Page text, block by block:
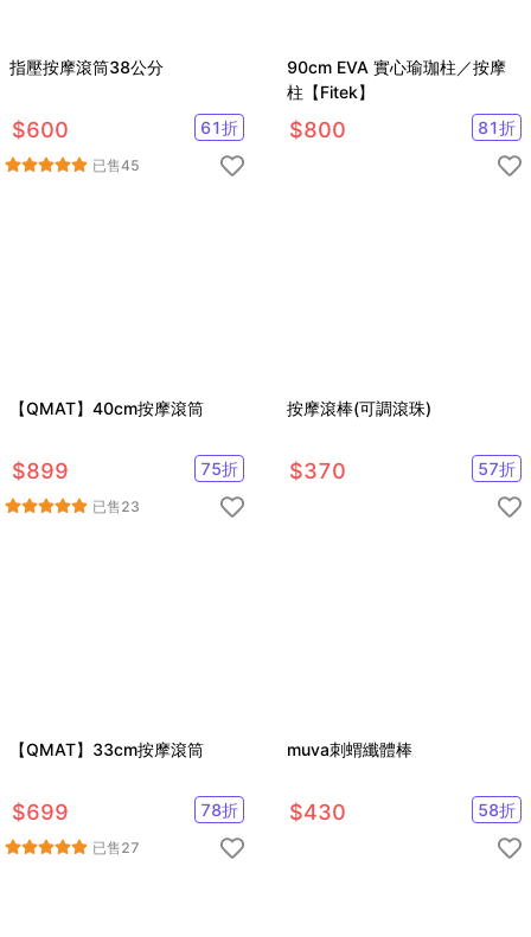
指壓按摩滾筒38公分
$600 61折
已售45
90cm EVA 實心瑜珈柱／按摩
柱【Fitek】
$800 81折
【QMAT】40cm按摩滾筒
$899 75折
已售23
按摩滾棒(可調滾珠)
$370 57折
【QMAT】33cm按摩滾筒
$699 78折
已售27
muva刺蝟纖體棒
$430 58折